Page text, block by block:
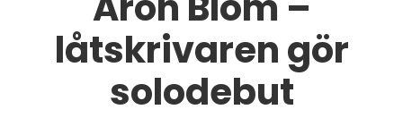
låtskrivaren gör
solodebut